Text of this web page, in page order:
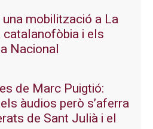
una mobilització a La
i els
Nacional
de Marc Puigtió:
àudios però s’aferra
de Sant Julià i el